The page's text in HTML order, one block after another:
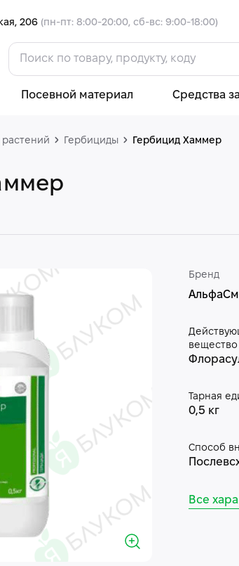
206 (пн-пт: 8:00-20:00, сб-вс: 9:00-18:00)
Посевной материал Средства
Гербициды Гербицид Хаммер
Бренд
вещество
Тарная
0,5 кг
Способ
Все